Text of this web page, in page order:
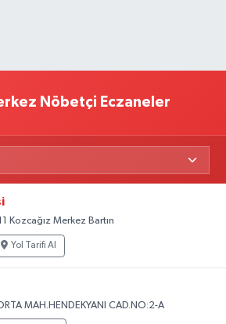
Nöbetçi Eczaneler
Kozcağız Merkez Bartın
Yol Tarifi Al
MAH.HENDEKYANI CAD.NO:2-A